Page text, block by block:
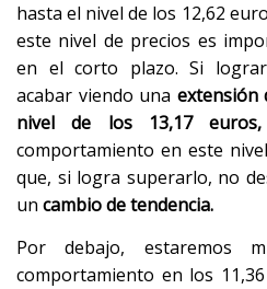
hasta el nivel de los 12,62
este nivel de precios es
en el corto plazo. Si
acabar viendo una extensión
nivel de los 13,17 euros,
comportamiento en este
que, si logra superarlo, no
un cambio de tendencia.
Por debajo, estaremos
comportamiento en los